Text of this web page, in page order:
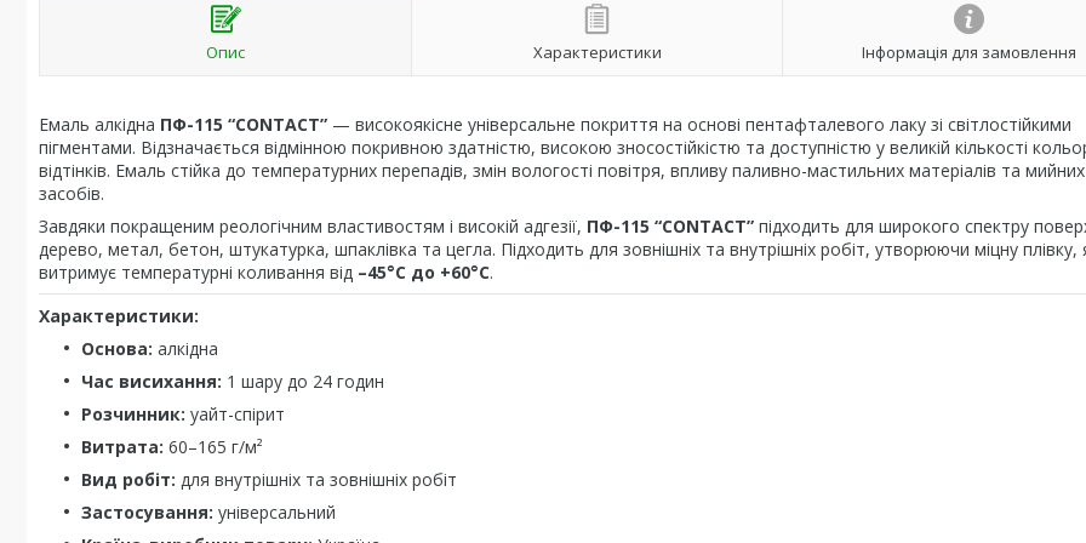
Опис Характеристики Інформація для замовлення
Емаль алкідна ПФ-115 “CONTACT” — високоякісне універсальне покриття на основі пентафталевого лаку зі світлостійкими
пігментами. Відзначається відмінною покривною здатністю, високою зносостійкістю та доступністю у великій кількості
відтінків. Емаль стійка до температурних перепадів, змін вологості повітря, впливу паливно-мастильних матеріалів та мийних
засобів.
Завдяки покращеним реологічним властивостям і високій адгезії, ПФ-115 “CONTACT” підходить для широкого спектру
дерево, метал, бетон, штукатурка, шпаклівка та цегла. Підходить для зовнішніх та внутрішніх робіт, утворюючи міцну плівку,
витримує температурні коливання від –45°C до +60°C.
Характеристики:
Основа: алкідна
Час висихання: 1 шару до 24 годин
Розчинник: уайт-спірит
Витрата: 60–165 г/м²
Вид робіт: для внутрішніх та зовнішніх робіт
Застосування: універсальний